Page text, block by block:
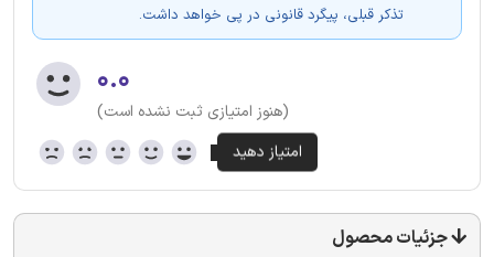
تذکر قبلی، پیگرد قانونی در پی خواهد داشت.
۰.۰
(هنوز امتیازی ثبت نشده است)
جزئیات محصول